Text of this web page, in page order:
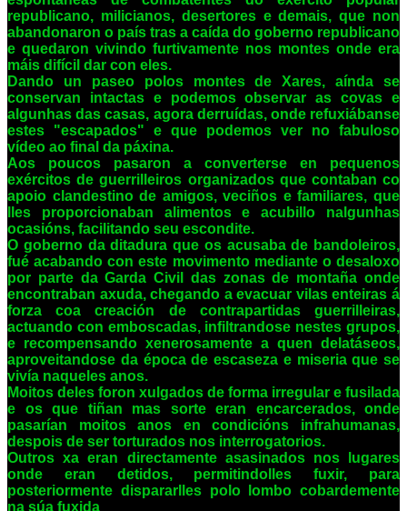
republicano, milicianos, desertores e demais, que non
abandonaron o país tras a caída do goberno republicano
e quedaron vivindo furtivamente nos montes onde era
máis difícil dar con eles.
Dando un paseo polos montes de Xares, aínda se
conservan intactas e podemos observar as covas e
algunhas das casas, agora derruídas, onde refuxiábanse
estes "escapados" e que podemos ver no fabuloso
vídeo ao final da páxina.
Aos poucos pasaron a converterse en pequenos
exércitos de guerrilleiros organizados que contaban co
apoio clandestino de amigos, veciños e familiares, que
lles proporcionaban alimentos e acubillo nalgunhas
ocasións, facilitando seu escondite.
O goberno da ditadura que os acusaba de bandoleiros,
fué acabando con este movimento mediante o desaloxo
por parte da Garda Civil das zonas de montaña onde
encontraban axuda, chegando a evacuar vilas enteiras á
forza coa creación de contrapartidas guerrilleiras,
actuando con emboscadas, infiltrandose nestes grupos,
e recompensando xenerosamente a quen delatáseos,
aproveitandose da época de escaseza e miseria que se
vivía naqueles anos.
Moitos deles foron xulgados de forma irregular e fusilada
e os que tiñan mas sorte eran encarcerados, onde
pasarían moitos anos en condicións infrahumanas,
despois de ser torturados nos interrogatorios.
Outros xa eran directamente asasinados nos lugares
onde eran detidos, permitindolles fuxir, para
posteriormente dispararlles polo lombo cobardemente
na súa fuxida